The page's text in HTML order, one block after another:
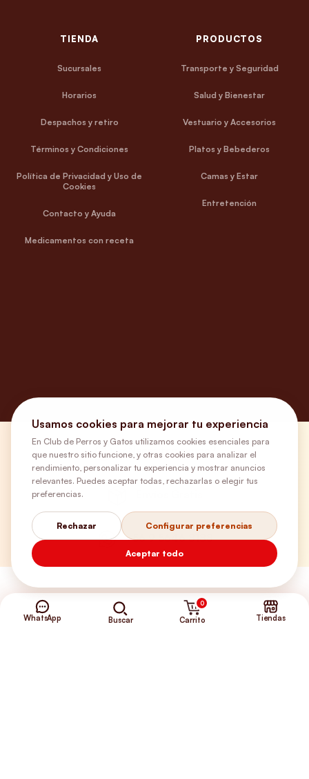
TIENDA
Sucursales
Horarios
Despachos y retiro
Términos y Condiciones
Política de Privacidad y Uso de
Cookies
Contacto y Ayuda
Medicamentos con receta
PRODUCTOS
Transporte y Seguridad
Salud y Bienestar
Vestuario y Accesorios
Platos y Bebederos
Camas y Estar
Entretención
¿Necesitas ayuda?
+56 9 5646 8188
WhatsApp Buscar
0
Carrito Tiendas
Usamos cookies para mejorar tu experiencia
En Club de Perros y Gatos utilizamos cookies esenciales para
que nuestro sitio funcione, y otras cookies para analizar el
rendimiento, personalizar tu experiencia y mostrar anuncios
relevantes. Puedes aceptar todas, rechazarlas o elegir tus
preferencias.
Rechazar Configurar preferencias
Aceptar todo